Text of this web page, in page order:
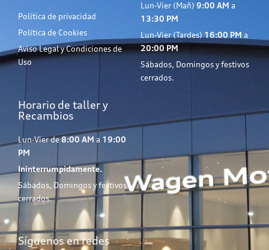
Política de privacidad
Política de Cookies
Aviso Legal y Condiciones de
Uso
Lun-Vier (Mañ) 9:00 AM a
13:30 PM
Lun-Vier (Tardes)16:00 PM a
20:00 PM
Sábados, Domingos y festivos
cerrados.
Horario de taller y
Recambios
Lun-Vier de8:00 AM a 19:00
PM
Ininterrumpidamente.
Sábados, Domingos y festivos
cerrados.
Síguenos en redes